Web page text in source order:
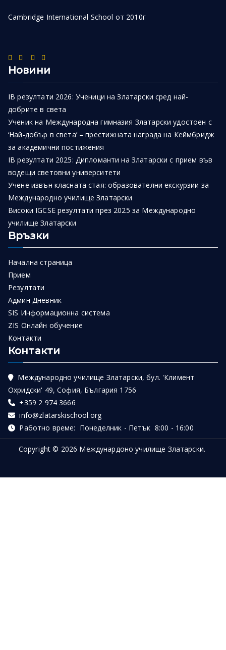
Cambridge International School от 2010г
Новини
IB резултати 2026: Ученици на Златарски сред най-
добрите в света
Ученик на Международна гимназия Златарски удостоен с
‘Най-добър в света’ – престижната награда на Кеймбридж
за академични постижения
IB резултати 2025: Дипломанти на Златарски с прием във
водещи световни университети
Учене извън класната стая: образователни екскурзии за
Международно училище Златарски
Високи IGCSE резултати през 2025 за Международно
училище Златарски
Връзки
Начална страница
Прием
Резултати
Админ Дневник
SIS Информационна система
ZIS Онлайн обучение
Контакти
Контакти
Международно училище Златарски, бул. 'Климент
Охридски' 49, София, България 1756
+359 2 974 3666
info@zlatarskischool.org
Работно време: Понеделник - Петък 8:00 - 16:00
Copyright © 2026 Междунардоно училище Златарски.